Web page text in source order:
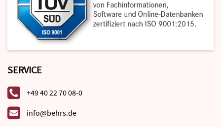
SERVICE
+49 40 22 70 08-0
info@behrs.de